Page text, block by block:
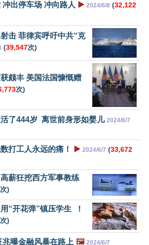
出停车场 冲向路人 ▶️ 2024/6/8 (32,122
击 菲律宾呼吁中共“克
(39,547次)
颇丰 美国法国慷慨赠
次)
了444岁 离世前身形如婴儿 2024/6/7
打工人永远的痛！ ▶️ 2024/6/7 (33,672
薪狂挖西方军事教练
次)
“开花弹”镇压学生 ！
次)
曝金融风暴在路上 🖼️ 2024/6/7